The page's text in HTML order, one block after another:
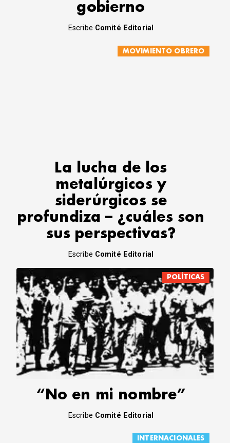
gobierno
Escribe Comité Editorial
MOVIMIENTO OBRERO
La lucha de los
metalúrgicos y
siderúrgicos se
profundiza – ¿cuáles son
sus perspectivas?
Escribe Comité Editorial
POLÍTICAS
“No en mi nombre”
Escribe Comité Editorial
INTERNACIONALES